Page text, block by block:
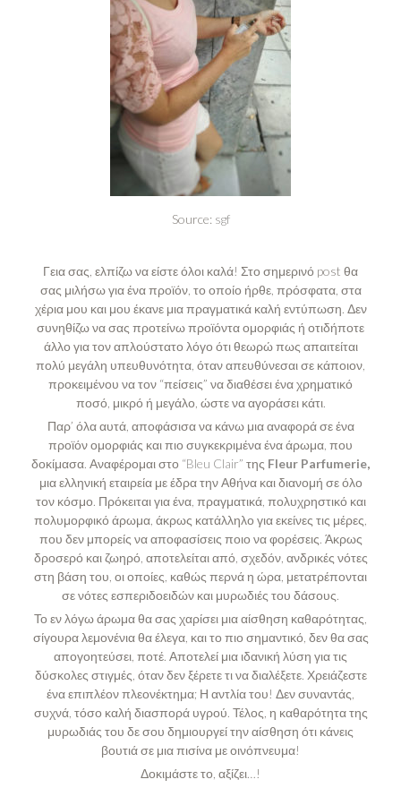
Source: sgf
Γεια σας, ελπίζω να είστε όλοι καλά! Στο σημερινό post θα
σας μιλήσω για ένα προϊόν, το οποίο ήρθε, πρόσφατα, στα
χέρια μου και μου έκανε μια πραγματικά καλή εντύπωση. Δεν
συνηθίζω να σας προτείνω προϊόντα ομορφιάς ή οτιδήποτε
άλλο για τον απλούστατο λόγο ότι θεωρώ πως απαιτείται
πολύ μεγάλη υπευθυνότητα, όταν απευθύνεσαι σε κάποιον,
προκειμένου να τον “πείσεις” να διαθέσει ένα χρηματικό
ποσό, μικρό ή μεγάλο, ώστε να αγοράσει κάτι.
Παρ’ όλα αυτά, αποφάσισα να κάνω μια αναφορά σε ένα
προϊόν ομορφιάς και πιο συγκεκριμένα ένα άρωμα, που
δοκίμασα. Αναφέρομαι στο “Bleu Clair” της Fleur Parfumerie,
μια ελληνική εταιρεία με έδρα την Αθήνα και διανομή σε όλο
τον κόσμο. Πρόκειται για ένα, πραγματικά, πολυχρηστικό και
πολυμορφικό άρωμα, άκρως κατάλληλο για εκείνες τις μέρες,
που δεν μπορείς να αποφασίσεις ποιο να φορέσεις. Άκρως
δροσερό και ζωηρό, αποτελείται από, σχεδόν, ανδρικές νότες
στη βάση του, οι οποίες, καθώς περνά η ώρα, μετατρέπονται
σε νότες εσπεριδοειδών και μυρωδιές του δάσους.
Το εν λόγω άρωμα θα σας χαρίσει μια αίσθηση καθαρότητας,
σίγουρα λεμονένια θα έλεγα, και το πιο σημαντικό, δεν θα σας
απογοητεύσει, ποτέ. Αποτελεί μια ιδανική λύση για τις
δύσκολες στιγμές, όταν δεν ξέρετε τι να διαλέξετε. Χρειάζεστε
ένα επιπλέον πλεονέκτημα; Η αντλία του! Δεν συναντάς,
συχνά, τόσο καλή διασπορά υγρού. Τέλος, η καθαρότητα της
μυρωδιάς του δε σου δημιουργεί την αίσθηση ότι κάνεις
βουτιά σε μια πισίνα με οινόπνευμα!
Δοκιμάστε το, αξίζει…!